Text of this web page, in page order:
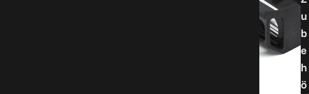
u
b
e
h
ö